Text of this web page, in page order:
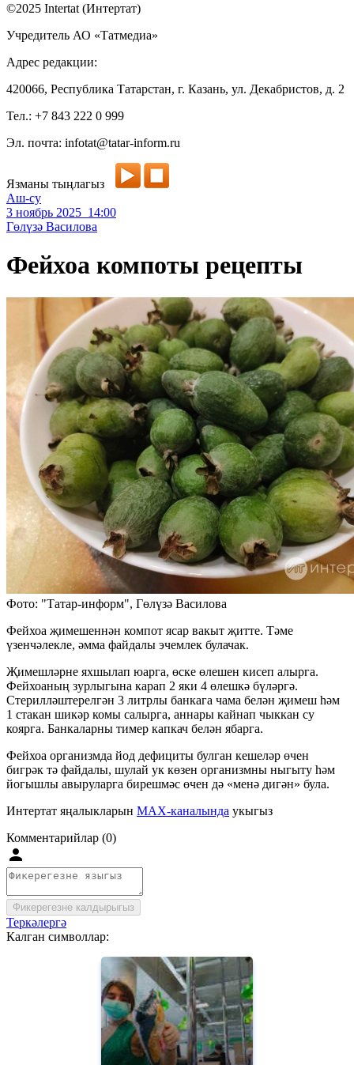
©2025 Intertat (Интертат)
Учредитель АО «Татмедиа»
Адрес редакции:
420066, Республика Татарстан, г. Казань, ул. Декабристов, д. 2
Тел.: +7 843 222 0 999
Эл. почта: infotat@tatar-inform.ru
Язманы тыңлагыз
Аш-су
3 ноябрь 2025 14:00
Гөлүзә Василова
Фейхоа компоты рецепты
Фото: "Татар-информ", Гөлүзә Василова
Фейхоа җимешеннән компот ясар вакыт җитте. Тәме
үзенчәлекле, әмма файдалы эчемлек булачак.
Җимешләрне яхшылап юарга, өске өлешен кисеп алырга.
Фейхоаның зурлыгына карап 2 яки 4 өлешкә бүләргә.
Стерилләштерелгән 3 литрлы банкага чама белән җимеш һәм
1 стакан шикәр комы салырга, аннары кайнап чыккан су
коярга. Банкаларны тимер капкач белән ябарга.
Фейхоа организмда йод дефициты булган кешеләр өчен
бигрәк тә файдалы, шулай ук көзен организмны ныгыту һәм
йогышлы авыруларга бирешмәс өчен дә «менә дигән» була.
Интертат яңалыкларын MAX-каналында укыгыз
Комментарийлар (0)
Фикерегезне калдырыгыз
Теркәлергә
Калган символлар: